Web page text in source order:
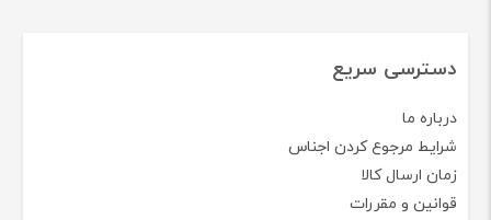
دسترسی سریع
درباره ما
شرایط مرجوع کردن اجناس
زمان ارسال کالا
قوانین و مقررات